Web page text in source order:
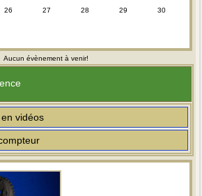
26 27 28 29 30
Aucun évènement à venir!
vidéos